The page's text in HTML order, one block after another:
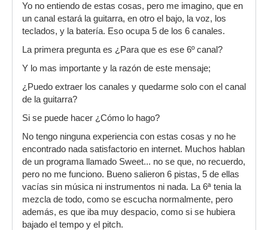
Yo no entiendo de estas cosas, pero me imagino, que en
un canal estará la guitarra, en otro el bajo, la voz, los
teclados, y la batería. Eso ocupa 5 de los 6 canales.
La primera pregunta es ¿Para que es ese 6º canal?
Y lo mas importante y la razón de este mensaje;
¿Puedo extraer los canales y quedarme solo con el canal
de la guitarra?
Si se puede hacer ¿Cómo lo hago?
No tengo ninguna experiencia con estas cosas y no he
encontrado nada satisfactorio en internet. Muchos hablan
de un programa llamado Sweet... no se que, no recuerdo,
pero no me funciono. Bueno salieron 6 pistas, 5 de ellas
vacías sin música ni instrumentos ni nada. La 6ª tenia la
mezcla de todo, como se escucha normalmente, pero
además, es que iba muy despacio, como si se hubiera
bajado el tempo y el pitch.